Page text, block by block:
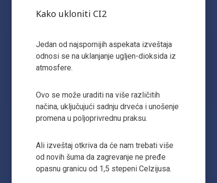
Kako ukloniti CI2
Jedan od najspornijih aspekata izveštaja
odnosi se na uklanjanje ugljen-dioksida iz
atmosfere.
Ovo se može uraditi na više različitih
načina, uključujući sadnju drveća i unošenje
promena u poljoprivrednu praksu.
Ali izveštaj otkriva da će nam trebati više
od novih šuma da zagrevanje ne pređe
opasnu granicu od 1,5 stepeni Celzijusa.